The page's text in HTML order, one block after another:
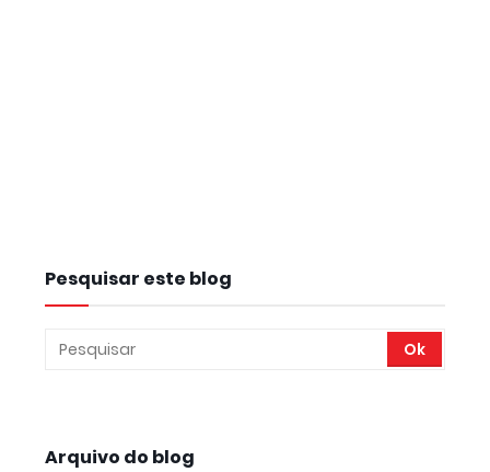
Pesquisar este blog
Arquivo do blog